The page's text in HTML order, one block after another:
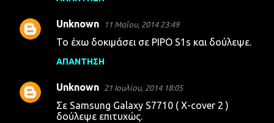
Unknown 11 Μαΐου, 2014 23:49
Το έχω δοκιμάσει σε PIPO S1s και δούλεψε.
ΑΠΆΝΤΗΣΗ
Unknown 21 Ιουλίου, 2014 18:05
Σε Samsung Galaxy S7710 ( X-cover 2 )
δούλεψε επιτυχώς.